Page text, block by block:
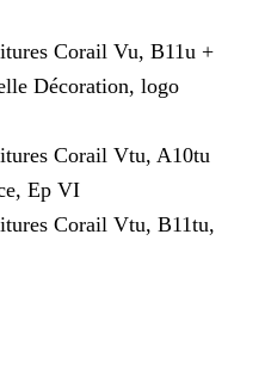
Corail Vu, B11u +
Décoration, logo
Corail Vtu, A10tu
Ep VI
Corail Vtu, B11tu,